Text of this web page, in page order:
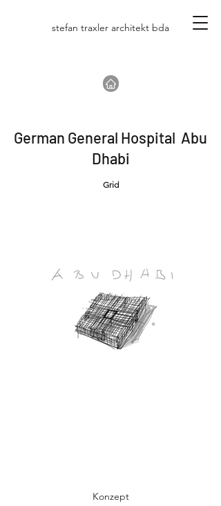
stefan traxler architekt bda
German General Hospital Abu
Dhabi
Grid
Konzept